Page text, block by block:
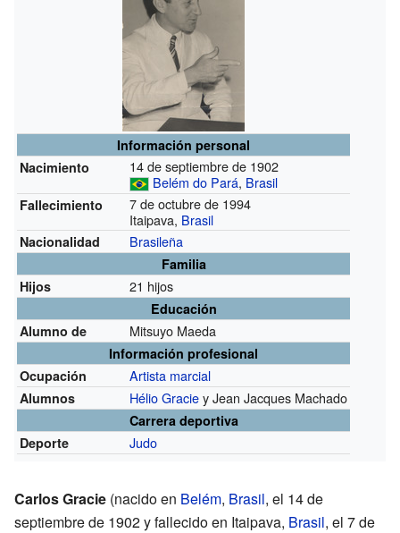
Información personal
Nacimiento
14 de septiembre de 1902
Belém do Pará, Brasil
Fallecimiento
7 de octubre de 1994
Itaipava, Brasil
Nacionalidad Brasileña
Familia
Hijos
21 hijos
Educación
Alumno de
Mitsuyo Maeda
Información profesional
Ocupación
Artista marcial
Alumnos Hélio Graciey Jean Jacques Machado
Carrera deportiva
Deporte
Judo
Carlos Gracie (nacido en Belém, Brasil, el 14 de
septiembre de 1902 y fallecido en Itaipava, Brasil, el 7 de